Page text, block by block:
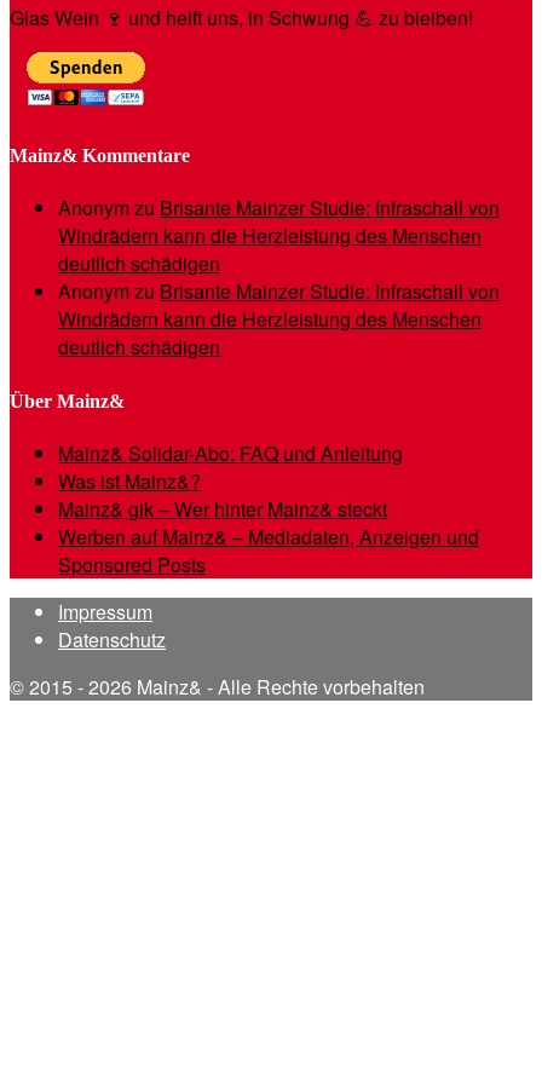
Glas Wein 🍷 und helft uns, in Schwung 💪 zu bleiben!
Mainz& Kommentare
Anonymzu Brisante Mainzer Studie: Infraschall von
Windrädern kann die Herzleistung des Menschen
deutlich schädigen
Anonymzu Brisante Mainzer Studie: Infraschall von
Windrädern kann die Herzleistung des Menschen
deutlich schädigen
Über Mainz&
Mainz& Solidar-Abo: FAQ und Anleitung
Was ist Mainz&?
Mainz& gik – Wer hinter Mainz& steckt
Werben auf Mainz& – Mediadaten, Anzeigen und
Sponsored Posts
Impressum
Datenschutz
© 2015 - 2026 Mainz& - Alle Rechte vorbehalten